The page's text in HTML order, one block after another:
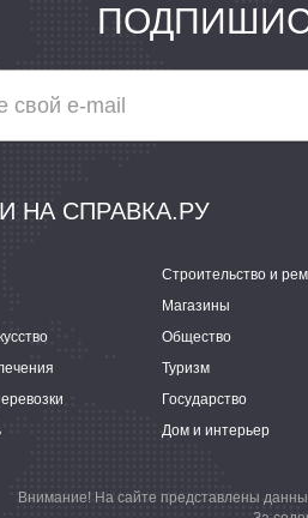
НА СПРАВКА.РУ
Строительство и
Магазины
Общество
Туризм
Государство
Дом и интерьер
Внимание! На сайте представлены